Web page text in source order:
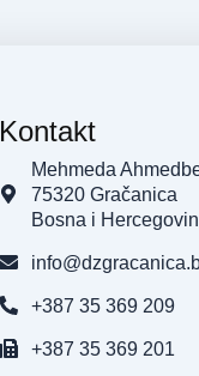
Kontakt
Mehmeda
75320 Gračanica
Bosna i
+387 35 369 209
+387 35 369 201